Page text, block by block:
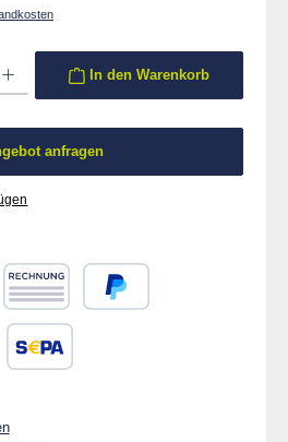
In den Warenkorb
anfragen
Tage
Rechnung